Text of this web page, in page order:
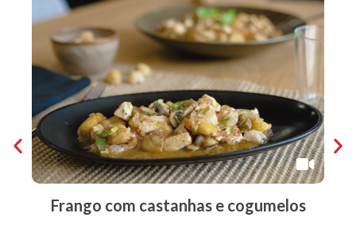
Frango com castanhas e cogumelos